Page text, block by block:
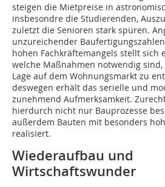
steigen die Mietpreise in
insbesondre die Studierenden,
zuletzt die Senioren stark spüren.
unzureichender
hohen Fachkräftemangels stellt sich
welche Maßnahmen notwendig
Lage auf dem Wohnungsmarkt zu
deswegen erhält das serielle und
zunehmend Aufmerksamkeit.
hierdurch nicht nur Bauprozesse
außerdem Bauten mit besonders
realisiert.
Wiederaufbau und
Wirtschaftswunder